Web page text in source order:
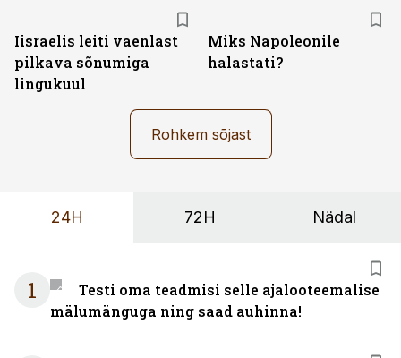
Iisraelis leiti vaenlast
pilkava sõnumiga
lingukuul
Miks Napoleonile
halastati?
Rohkem sõjast
24H 72H Nädal
1
Testi oma teadmisi selle ajalooteemalise
mälumänguga ning saad auhinna!